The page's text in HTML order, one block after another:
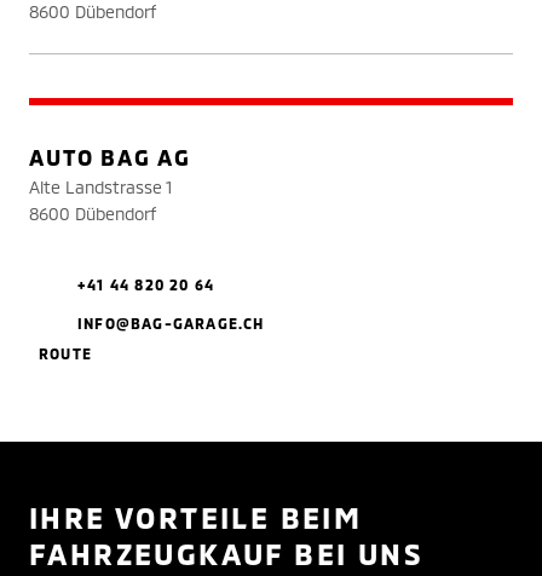
8600 Dübendorf
AUTO BAG AG
Alte Landstrasse 1
8600 Dübendorf
+41 44 820 20 64
INFO@BAG-GARAGE.CH
ROUTE
IHRE VORTEILE BEIM
FAHRZEUGKAUF BEI UNS